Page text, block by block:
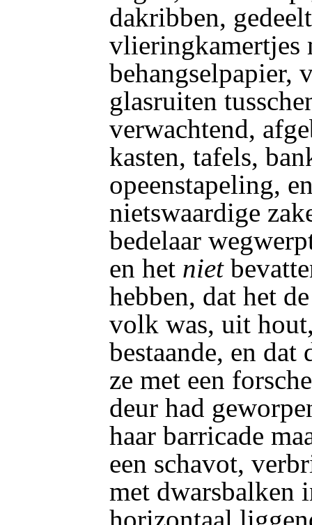
dakribben,
vlieringkamertjes
behangselpapier,
glasruiten
verwachtend,
kasten, tafels,
opeenstapeling,
nietswaardige
bedelaar
en het niet
hebben, dat het
volk was, uit
bestaande, en
ze met een
deur had
haar barricade
een schavot,
met dwarsbalken